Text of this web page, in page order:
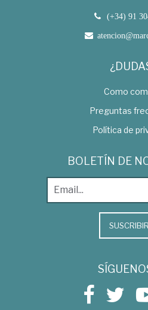
(+34) 91
Como
Preguntas
Política de
BOLETÍN DE